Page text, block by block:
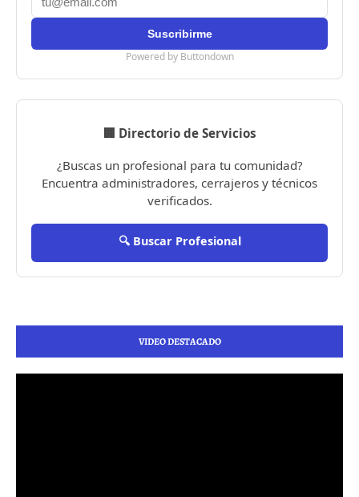
Powered by Buttondown
🏢 Directorio de Servicios
¿Buscas un profesional para tu comunidad?
Encuentra administradores, cerrajeros y técnicos
verificados.
🔍 Buscar Profesional
VIDEO DESTACADO